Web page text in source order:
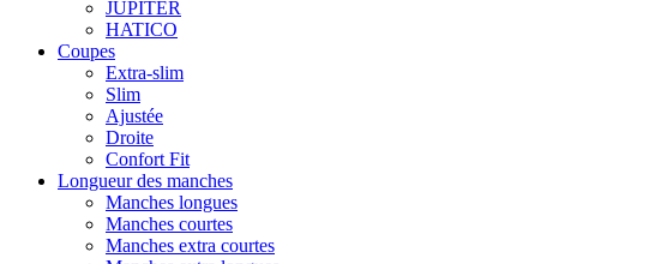
JUPITER
HATICO
Coupes
Extra-slim
Slim
Ajustée
Droite
Confort Fit
Longueur des manches
Manches longues
Manches courtes
Manches extra courtes